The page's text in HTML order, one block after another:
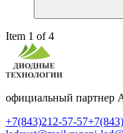
Item 1 of 4
официальный партнер
+7(843)212-57-57